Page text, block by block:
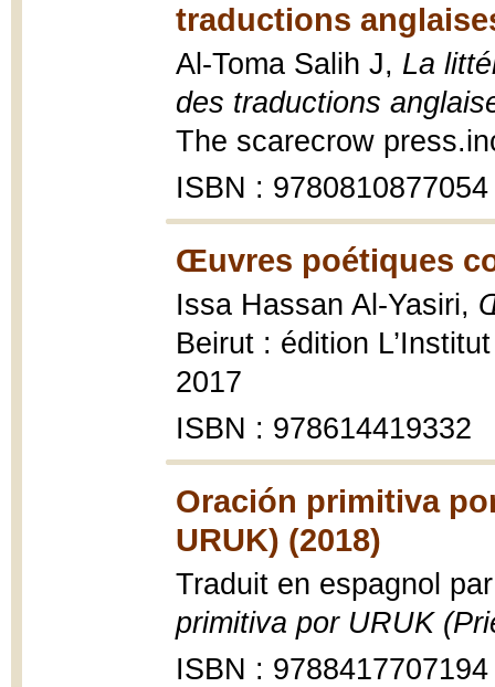
traductions
Al-Toma Salih J, La
des traductions
The scarecrow
ISBN : 9780810877054
Œuvres poétiques
Issa Hassan Al-Yasiri,
Beirut : édition
2017
ISBN : 978614419332
Oración primitiva
URUK) (2018)
Traduit en espagnol
primitiva por URUK
ISBN : 9788417707194